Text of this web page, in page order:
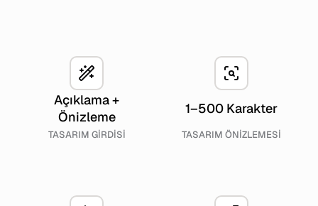
Açıklama +
Önizleme
TASARIM GIRDISI
1–500 Karakter
TASARIM ÖNIZLEMESI